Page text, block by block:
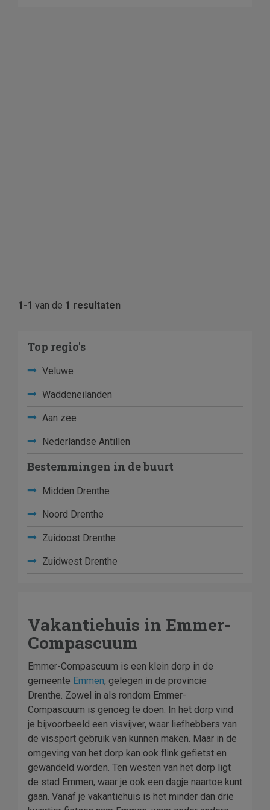
1-1 van de 1 resultaten
Top regio's
Veluwe
Waddeneilanden
Aan zee
Nederlandse Antillen
Bestemmingen in de buurt
Midden Drenthe
Noord Drenthe
Zuidoost Drenthe
Zuidwest Drenthe
Vakantiehuis in Emmer-
Compascuum
Emmer-Compascuum is een klein dorp in de
gemeente Emmen, gelegen in de provincie
Drenthe. Zowel in als rondom Emmer-
Compascuum is genoeg te doen. In het dorp vind
je bijvoorbeeld een visvijver, waar liefhebbers van
de vissport gebruik van kunnen maken. Maar in de
omgeving van het dorp kan ook flink gefietst en
gewandeld worden. Ten westen van het dorp ligt
de stad Emmen, waar je ook een dagje naartoe kunt
gaan. Vanaf je vakantiehuis is het minder dan drie